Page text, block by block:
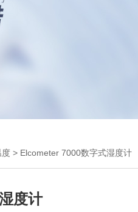
度 > Elcometer 7000数字式湿度计
度计